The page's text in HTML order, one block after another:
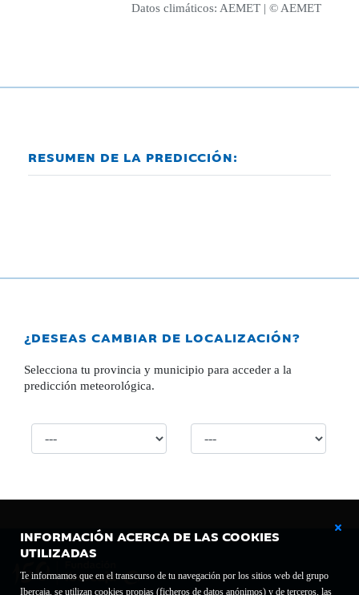
INFORMACIÓN ACERCA DE LAS COOKIES
UTILIZADAS
Te informamos que en el transcurso de tu navegación por los sitios web del grupo
Ibercaja, se utilizan cookies propias (ficheros de datos anónimos) y de terceros, las
Datos climáticos: AEMET | © AEMET
RESUMEN DE LA PREDICCIÓN:
¿DESEAS CAMBIAR DE LOCALIZACIÓN?
Selecciona tu provincia y municipio para acceder a la
predicción meteorológica.